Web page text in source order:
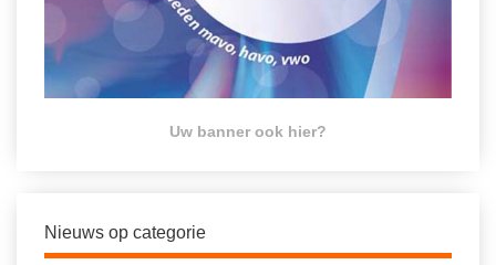
Uw banner ook hier?
Nieuws op categorie